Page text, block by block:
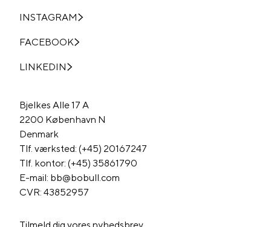
INSTAGRAM
FACEBOOK
LINKEDIN
Bjelkes Alle 17 A
2200 København N
Denmark
Tlf. værksted: (+45) 20167247
Tlf. kontor: (+45) 35861790
E-mail: bb@bobull.com
CVR: 43852957